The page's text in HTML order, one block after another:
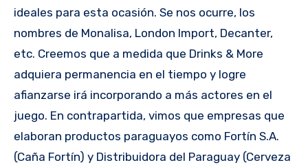
ideales para esta ocasión. Se nos ocurre, los
nombres de Monalisa, London Import, Decanter,
etc. Creemos que a medida que Drinks & More
adquiera permanencia en el tiempo y logre
afianzarse irá incorporando a más actores en el
juego. En contrapartida, vimos que empresas que
elaboran productos paraguayos como Fortín S.A.
(Caña Fortín) y Distribuidora del Paraguay (Cerveza